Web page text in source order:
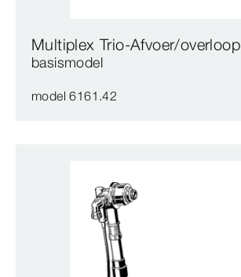
Multiplex Trio-Afvoer/overloop
basismodel
model 6161.42